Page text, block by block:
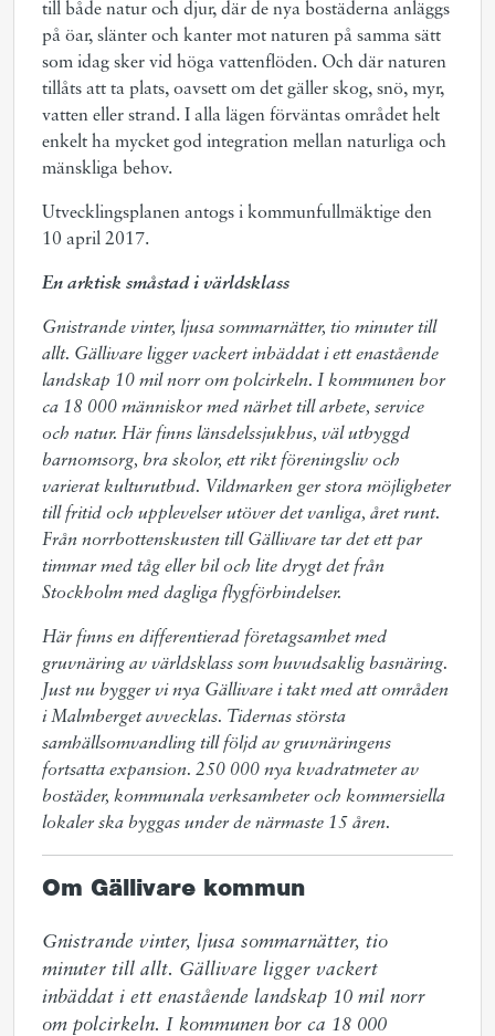
till både natur och djur, där de nya bostäderna anläggs
på öar, slänter och kanter mot naturen på samma sätt
som idag sker vid höga vattenflöden. Och där naturen
tillåts att ta plats, oavsett om det gäller skog, snö, myr,
vatten eller strand. I alla lägen förväntas området helt
enkelt ha mycket god integration mellan naturliga och
mänskliga behov.
Utvecklingsplanen antogs i kommunfullmäktige den
10 april 2017.
En arktisk småstad i världsklass
Gnistrande vinter, ljusa sommarnätter, tio minuter till
allt. Gällivare ligger vackert inbäddat i ett enastående
landskap 10 mil norr om polcirkeln. I kommunen bor
ca 18 000 människor med närhet till arbete, service
och natur. Här finns länsdelssjukhus, väl utbyggd
barnomsorg, bra skolor, ett rikt föreningsliv och
varierat kulturutbud. Vildmarken ger stora möjligheter
till fritid och upplevelser utöver det vanliga, året runt.
Från norrbottenskusten till Gällivare tar det ett par
timmar med tåg eller bil och lite drygt det från
Stockholm med dagliga flygförbindelser.
Här finns en differentierad företagsamhet med
gruvnäring av världsklass som huvudsaklig basnäring.
Just nu bygger vi nya Gällivare i takt med att områden
i Malmberget avvecklas. Tidernas största
samhällsomvandling till följd av gruvnäringens
fortsatta expansion. 250 000 nya kvadratmeter av
bostäder, kommunala verksamheter och kommersiella
lokaler ska byggas under de närmaste 15 åren.
Om Gällivare kommun
Gnistrande vinter, ljusa sommarnätter, tio
minuter till allt. Gällivare ligger vackert
inbäddat i ett enastående landskap 10 mil norr
om polcirkeln. I kommunen bor ca 18 000